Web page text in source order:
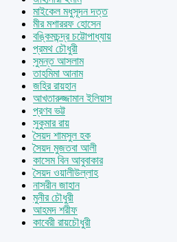
মাইকেল মধুসূদন দত্ত
মীর মশাররফ হোসেন
বঙ্কিমচন্দ্র চট্টোপাধ্যায়
প্রমথ চৌধুরী
সুমন্ত আসলাম
তাহমিমা আনাম
জহির রায়হান
আখতারুজ্জামান ইলিয়াস
প্রণব ভট্ট
সুকুমার রায়
সৈয়দ শামসুল হক
সৈয়দ মুজতবা আলী
কাসেম বিন আবুবাকার
সৈয়দ ওয়ালীউল্লাহ
নাসরীন জাহান
মুনীর চৌধুরী
আহমদ শরীফ
কাবেরী রায়চৌধুরী